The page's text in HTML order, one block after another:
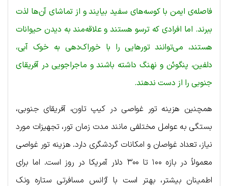
فاصله‌ی ایمن با کوسه‌های سفید بیایند و از تماشای آن‌ها لذت
ببرند. اما افرادی که ترسو هستند و علاقه‌مند به دیدن حیوانات
هستند، می‌توانند تورهایی را با خوراک‌دهی به خوک آبی،
دلفین، پنگوئن و نهنگ داشته باشند و ماجراجویی در آفریقای
جنوبی را از دست ندهند.
همچنین هزینه تور غواصی در کیپ تاون، آفریقای جنوبی،
بستگی به عوامل مختلفی مانند مدت زمان تور، تجهیزات مورد
نیاز، تعداد غواصان و امکانات گردشگری دارد. هزینه تور غواصی
معمولاً در بازه ۱۰۰ تا ۳۰۰ دلار آمریکا در روز است. اما برای
اطمینان بیشتر، بهتر است با آژانس مسافرتی ستاره ونک